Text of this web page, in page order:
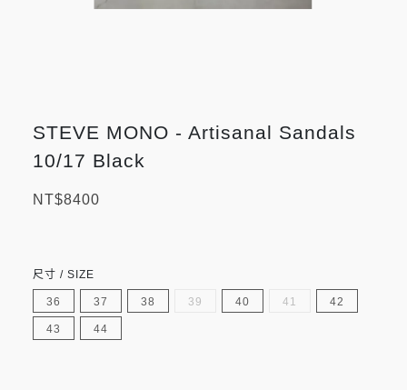
STEVE MONO - Artisanal Sandals
10/17 Black
NT$8400
尺寸 / SIZE
36 37 38 39 40 41 42
43 44